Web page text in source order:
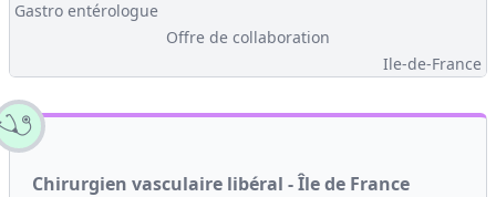
Gastro entérologue
Offre de collaboration
Ile-de-France
Chirurgien vasculaire libéral - Île de France